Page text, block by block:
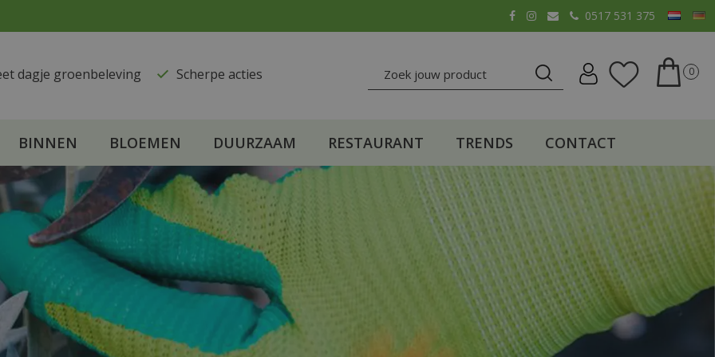
0517 531 375
dagje groenbeleving ​Scherpe acties
BINNEN BLOEMEN DUURZAAM RESTAURANT TRENDS CONTACT